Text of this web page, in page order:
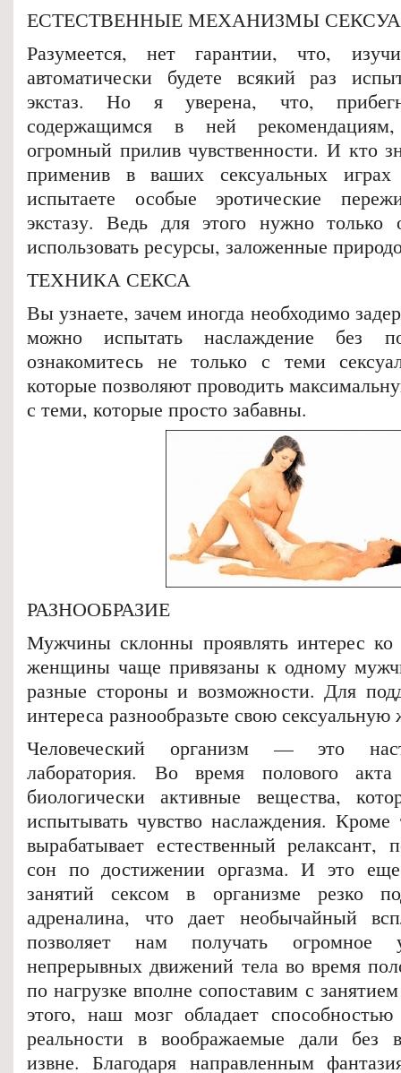
ЕСТЕСТВЕННЫЕ МЕХАНИЗМЫ
Разумеется, нет гарантии, что,
автоматически будете всякий раз
экстаз. Но я уверена, что,
содержащимся в ней
огромный прилив чувственности. И кто
применив в ваших сексуальных
испытаете особые эротические
экстазу. Ведь для этого нужно
использовать ресурсы, заложенные
ТЕХНИКА СЕКСА
Вы узнаете, зачем иногда необходимо
можно испытать наслаждение без
ознакомитесь не только с теми
которые позволяют проводить
с теми, которые просто забавны.
РАЗНООБРАЗИЕ
Мужчины склонны проявлять интерес
женщины чаще привязаны к одному
разные стороны и возможности. Для
интереса разнообразьте свою сексуальную
Человеческий организм — это
лаборатория. Во время полового
биологически активные вещества,
испытывать чувство наслаждения.
вырабатывает естественный
сон по достижении оргазма. И это
занятий сексом в организме резко
адреналина, что дает необычайный
позволяет нам получать огромное
непрерывных движений тела во время
по нагрузке вполне сопоставим с
этого, наш мозг обладает
реальности в воображаемые дали без
извне. Благодаря направленным